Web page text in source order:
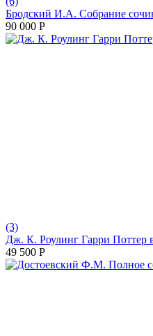
Бродский И.А. Собрание
90 000 Р
(3)
Дж. К. Роулинг Гарри Поттер
49 500 Р